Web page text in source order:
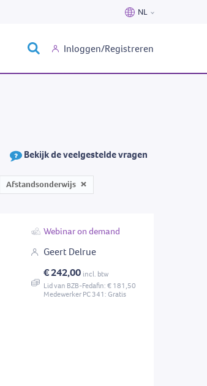
NL
Français
Inloggen/Registreren
Bekijk de veelgestelde vragen
Afstandsonderwijs
Webinar on demand
Geert Delrue
€ 242,00 incl. btw
Lid van BZB-Fedafin: € 181,50
Medewerker PC 341: Gratis